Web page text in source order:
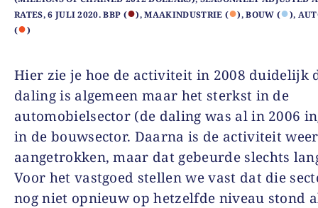
RATES, 6 JULI 2020. BBP (●), MAAKINDUSTRIE (●), BOUW (●),
(●)
Hier zie je hoe de activiteit in 2008 duidelijk
daling is algemeen maar het sterkst in de
automobielsector (de daling was al in 2006
in de bouwsector. Daarna is de activiteit weer
aangetrokken, maar dat gebeurde slechts
Voor het vastgoed stellen we vast dat die
nog niet opnieuw op hetzelfde niveau stond